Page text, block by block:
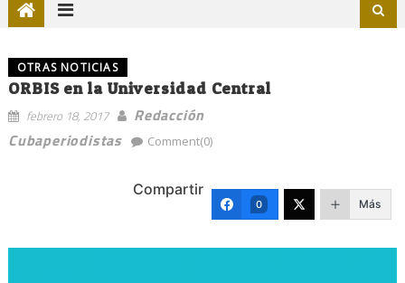
OTRAS NOTICIAS
ORBIS en la Universidad Central
febrero 18, 2017
Redacción
Cubaperiodistas
Comment(0)
Compartir
0 Más